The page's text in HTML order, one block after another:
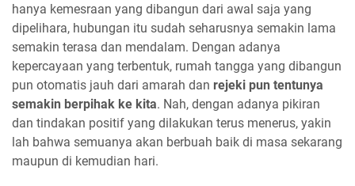
hanya kemesraan yang dibangun dari awal saja yang
dipelihara, hubungan itu sudah seharusnya semakin lama
semakin terasa dan mendalam. Dengan adanya
kepercayaan yang terbentuk, rumah tangga yang dibangun
pun otomatis jauh dari amarah dan rejeki pun tentunya
semakin berpihak ke kita. Nah, dengan adanya pikiran
dan tindakan positif yang dilakukan terus menerus, yakin
lah bahwa semuanya akan berbuah baik di masa sekarang
maupun di kemudian hari.